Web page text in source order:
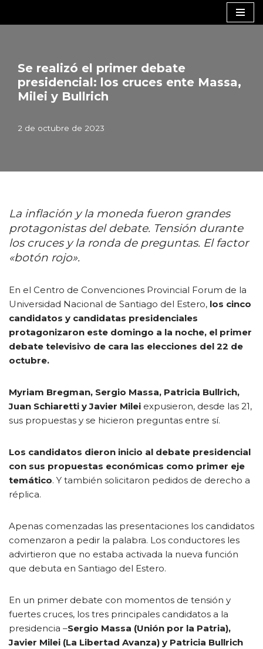
Se realizó el primer debate
presidencial: los cruces ente Massa,
Milei y Bullrich
2 de octubre de 2023
La inflación y la moneda fueron grandes
protagonistas del debate. Tensión durante
los cruces y la ronda de preguntas. El factor
«botón rojo».
En el Centro de Convenciones Provincial Forum de la
Universidad Nacional de Santiago del Estero, los cinco
candidatos y candidatas presidenciales
protagonizaron este domingo a la noche, el primer
debate televisivo de cara las elecciones del 22 de
octubre.
Myriam Bregman, Sergio Massa, Patricia Bullrich,
Juan Schiaretti y Javier Milei expusieron, desde las 21,
sus propuestas y se hicieron preguntas entre sí.
Los candidatos dieron inicio al debate presidencial
con sus propuestas económicas como primer eje
temático. Y también solicitaron pedidos de derecho a
réplica.
Apenas comenzadas las presentaciones los candidatos
comenzaron a pedir la palabra. Los conductores les
advirtieron que no estaba activada la nueva función
que debuta en Santiago del Estero.
En un primer debate con momentos de tensión y
fuertes cruces, los tres principales candidatos a la
presidencia –Sergio Massa (Unión por la Patria),
Javier Milei (La Libertad Avanza) y Patricia Bullrich